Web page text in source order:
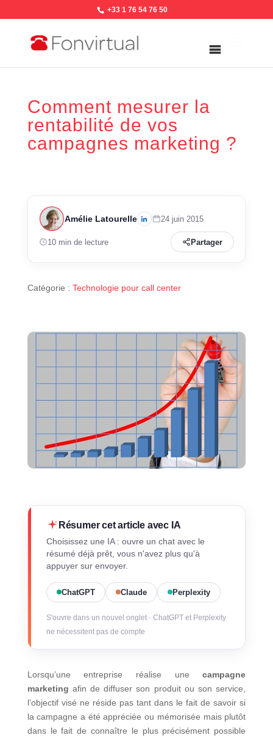
+33 1 76 54 76 50
Comment mesurer la
rentabilité de vos
campagnes marketing ?
Amélie Latourelle 24 juin 2015
10 min de lecture Partager
Catégorie : Technologie pour call center
Résumer cet article avec IA
Choisissez une IA : ouvre un chat avec le
résumé déjà prêt, vous n'avez plus qu'à
appuyer sur envoyer.
ChatGPT Claude Perplexity
S'ouvre dans un nouvel onglet · ChatGPT et Perplexity
ne nécessitent pas de compte
Lorsqu’une entreprise réalise unecampagne
marketing afin de diffuser son produit ou son service,
l’objectif visé ne réside pas tant dans le fait de savoir si
la campagne a été appréciée ou mémorisée mais plutôt
dans le fait de connaître le plus précisément possible